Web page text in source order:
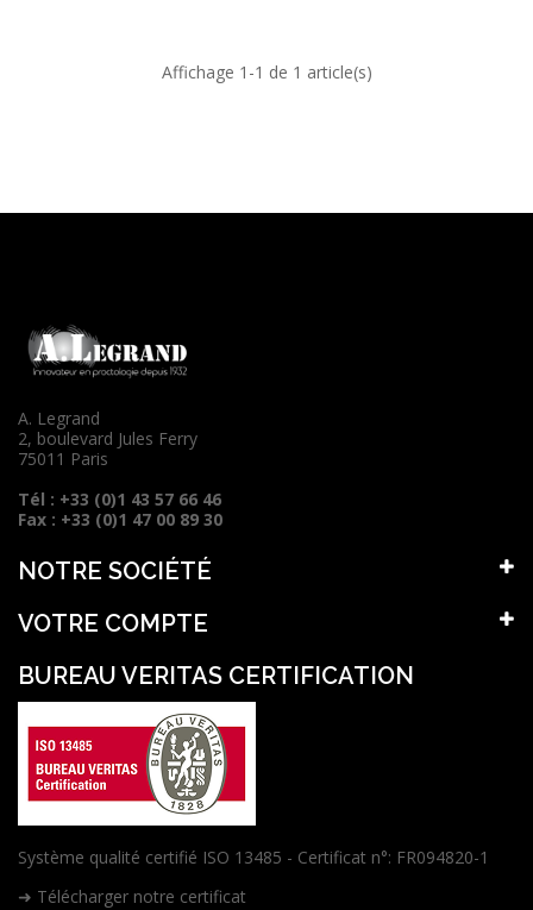
Affichage 1-1 de 1 article(s)
A. Legrand
2, boulevard Jules Ferry
75011 Paris
Tél : +33 (0)1 43 57 66 46
Fax : +33 (0)1 47 00 89 30
NOTRE SOCIÉTÉ
VOTRE COMPTE
BUREAU VERITAS CERTIFICATION
Système qualité certifié ISO 13485 - Certificat n°: FR094820-1
➜ Télécharger notre certificat